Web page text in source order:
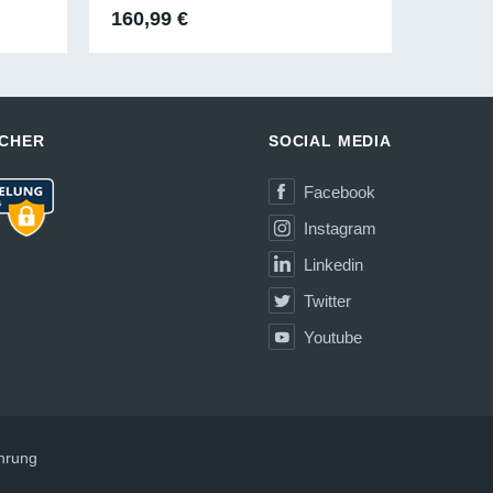
160,99 €
SOCIAL MEDIA
Facebook
Instagram
Linkedin
Twitter
Youtube